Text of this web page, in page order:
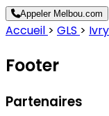
Appeler Melbou.com
Accueil > GLS >
Footer
Partenaires